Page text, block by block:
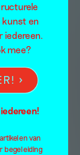
kunst en
iedereen.
mee?
van
begeleiding